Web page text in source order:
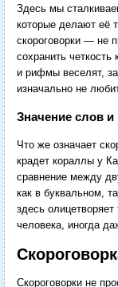
Здесь мы
которые делают её
скороговорки — не
сохранить
и рифмы веселят,
изначально не
Значение слов и
Что же означает
крадет кораллы у
сравнение между
как в буквальном,
здесь
человека, иногда
Скороговорки не